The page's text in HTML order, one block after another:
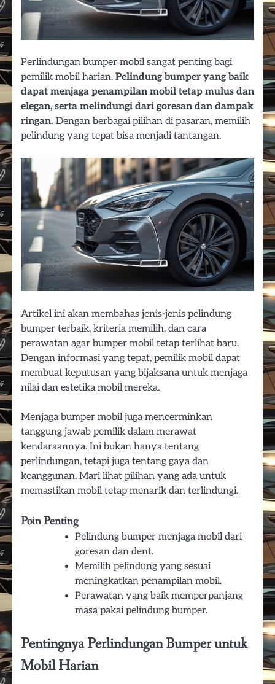
Perlindungan bumper mobil sangat penting bagi
pemilik mobil harian. Pelindung bumper yang baik
dapat menjaga penampilan mobil tetap mulus dan
elegan, serta melindungi dari goresan dan dampak
ringan. Dengan berbagai pilihan di pasaran, memilih
pelindung yang tepat bisa menjadi tantangan.
Artikel ini akan membahas jenis-jenis pelindung
bumper terbaik, kriteria memilih, dan cara
perawatan agar bumper mobil tetap terlihat baru.
Dengan informasi yang tepat, pemilik mobil dapat
membuat keputusan yang bijaksana untuk menjaga
nilai dan estetika mobil mereka.
Menjaga bumper mobil juga mencerminkan
tanggung jawab pemilik dalam merawat
kendaraannya. Ini bukan hanya tentang
perlindungan, tetapi juga tentang gaya dan
keanggunan. Mari lihat pilihan yang ada untuk
memastikan mobil tetap menarik dan terlindungi.
Poin Penting
Pelindung bumper menjaga mobil dari
goresan dan dent.
Memilih pelindung yang sesuai
meningkatkan penampilan mobil.
Perawatan yang baik memperpanjang
masa pakai pelindung bumper.
Pentingnya Perlindungan Bumper untuk
Mobil Harian